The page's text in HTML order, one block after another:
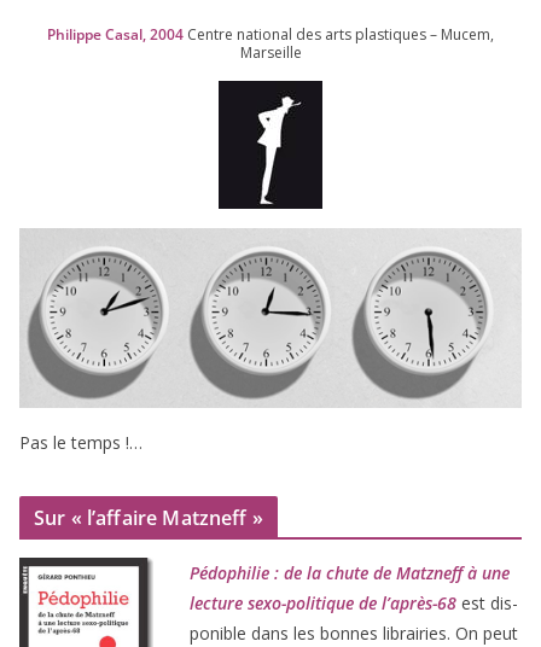
Philippe Casal,2004 Centre natio­nal des arts plas­tiques – Mucem,
Marseille
Pas le temps !…
Sur « l’affaire Matzneff »
Pédophilie : de la chute de Matzneff à une
lec­ture sexo-poli­tique de l’après-68 est dis­
po­nible dans les bonnes librai­ries. On peut